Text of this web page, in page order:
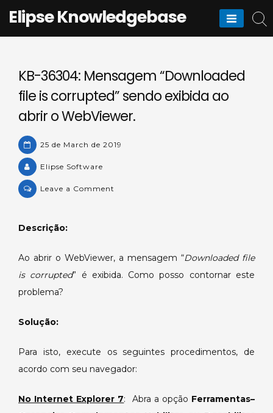
Elipse Knowledgebase
KB-36304: Mensagem “Downloaded
file is corrupted” sendo exibida ao
abrir o WebViewer.
25 de March de 2019
Elipse Software
Leave a Comment
file
is
WebViewer.
Descrição:
Ao abrir o WebViewer, a mensagem “Downloaded file
is corrupted” é exibida. Como posso contornar este
problema?
Solução:
Para isto, execute os seguintes procedimentos, de
acordo com seu navegador:
No Internet Explorer 7: Abra a opção Ferramentas–